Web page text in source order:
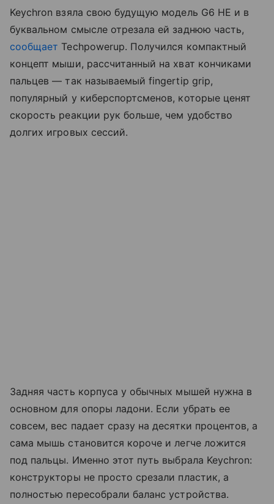
Keychron взяла свою будущую модель G6 HE и в
буквальном смысле отрезала ей заднюю часть,
сообщает Techpowerup. Получился компактный
концепт мыши, рассчитанный на хват кончиками
пальцев — так называемый fingertip grip,
популярный у киберспортсменов, которые ценят
скорость реакции рук больше, чем удобство
долгих игровых сессий.
Задняя часть корпуса у обычных мышей нужна в
основном для опоры ладони. Если убрать ее
совсем, вес падает сразу на десятки процентов, а
сама мышь становится короче и легче ложится
под пальцы. Именно этот путь выбрала Keychron:
конструкторы не просто срезали пластик, а
полностью пересобрали баланс устройства.